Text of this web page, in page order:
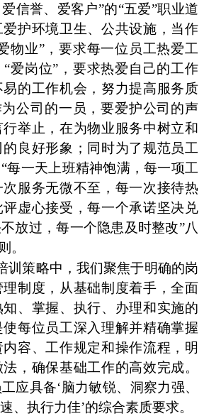
信誉、爱客户”的“五爱”职业道
护环境卫生、公共设施，当作
物业”，要求每一位员工热爱工
爱岗位”，要求热爱自己的工作
的工作机会，努力提高服务质
公司的一员，要爱护公司的声
举止，在为物业服务中树立和
良好形象；同时为了规范员工
每一天上班精神饱满，每一项工
服务无微不至，每一次接待热
虚心接受，每一个承诺坚决兑
放过，每一个隐患及时整改”八
。
训策略中，我们聚焦于明确的岗
制度，从基础制度着手，全面
、掌握、执行、办理和实施的
每位员工深入理解并精确掌握
容、工作规定和操作流程，明
，确保基础工作的高效完成。
应具备‘脑力敏锐、洞察力强、
、执行力佳’的综合素质要求。